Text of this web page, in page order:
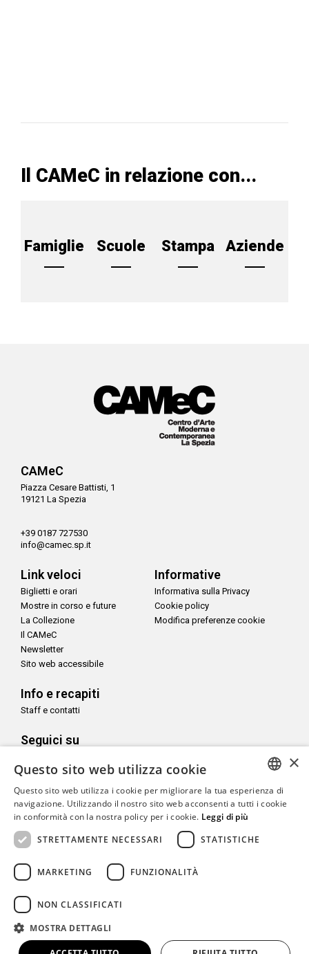
Il CAMeC in relazione con...
Famiglie Scuole Stampa Aziende
CAMeC
Piazza Cesare Battisti, 1
19121 La Spezia
+39 0187 727530
info@camec.sp.it
Link veloci
Biglietti e orari
Mostre in corso e future
La Collezione
Il CAMeC
Newsletter
Sito web accessibile
Informative
Informativa sulla Privacy
Cookie policy
Modifica preferenze cookie
Info e recapiti
Staff e contatti
Seguici su
Con il sostegno di
Copyright© CAMeC Centro d’Arte Moderna e Contemporanea La
Spezia
Website development
ITALIAN
×
Questo sito web utilizza cookie
Questo sito web utilizza i cookie per migliorare la tua esperienza di
navigazione. Utilizzando il nostro sito web acconsenti a tutti i cookie
in conformità con la nostra policy per i cookie. Leggi di più
STRETTAMENTE NECESSARI
STATISTICHE
MARKETING FUNZIONALITÀ
NON CLASSIFICATI
MOSTRA DETTAGLI